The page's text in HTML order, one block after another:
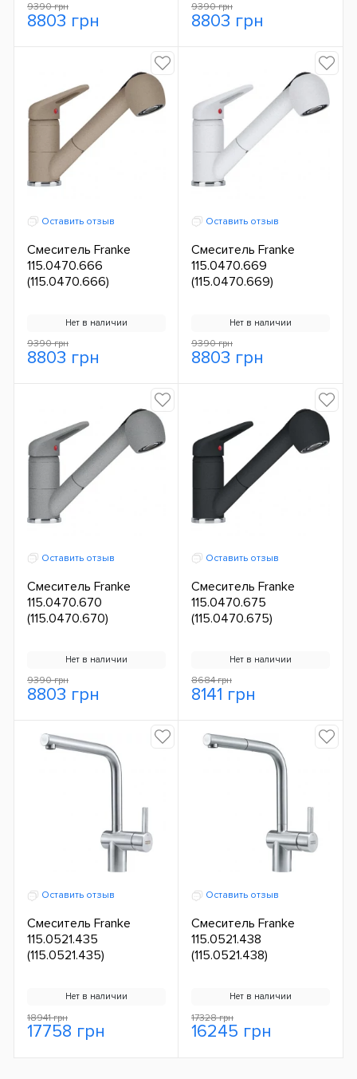
9390 грн
8803 грн
9390 грн
8803 грн
Оставить отзыв
Смеситель Franke
115.0470.666
(115.0470.666)
Нет в наличии
9390 грн
8803 грн
Оставить отзыв
Смеситель Franke
115.0470.669
(115.0470.669)
Нет в наличии
9390 грн
8803 грн
Оставить отзыв
Смеситель Franke
115.0470.670
(115.0470.670)
Нет в наличии
9390 грн
8803 грн
Оставить отзыв
Смеситель Franke
115.0470.675
(115.0470.675)
Нет в наличии
8684 грн
8141 грн
Оставить отзыв
Смеситель Franke
115.0521.435
(115.0521.435)
Нет в наличии
18941 грн
17758 грн
Оставить отзыв
Смеситель Franke
115.0521.438
(115.0521.438)
Нет в наличии
17328 грн
16245 грн